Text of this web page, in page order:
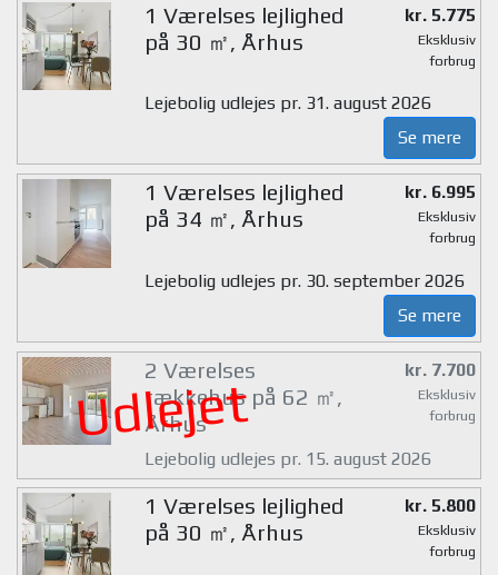
1 Værelses lejlighed
på 30 ㎡, Århus
kr. 5.775
Eksklusiv
forbrug
Lejebolig udlejes pr. 31. august 2026
Se mere
1 Værelses lejlighed
på 34 ㎡, Århus
kr. 6.995
Eksklusiv
forbrug
Lejebolig udlejes pr. 30. september 2026
Se mere
Udlejet
2 Værelses
rækkehus på 62 ㎡,
Århus
kr. 7.700
Eksklusiv
forbrug
Lejebolig udlejes pr. 15. august 2026
1 Værelses lejlighed
på 30 ㎡, Århus
kr. 5.800
Eksklusiv
forbrug